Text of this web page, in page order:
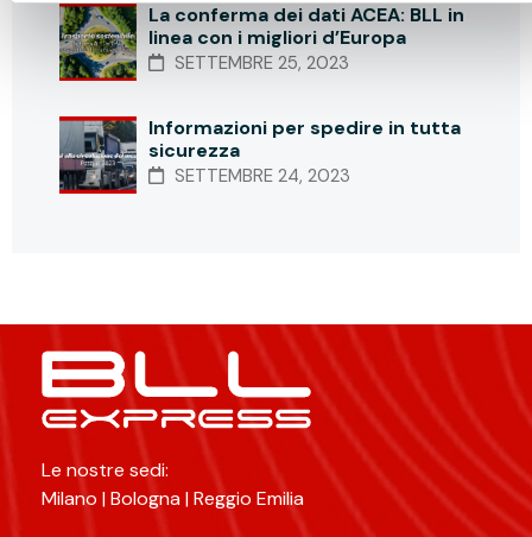
La conferma dei dati ACEA: BLL in
linea con i migliori d’Europa
SETTEMBRE 25, 2023
Informazioni per spedire in tutta
sicurezza
SETTEMBRE 24, 2023
Le nostre sedi:
Milano | Bologna | Reggio Emilia